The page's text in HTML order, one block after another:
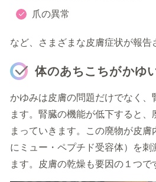
爪の異常
など、さまざまな皮膚症状が報告
体のあちこちがかゆ
かゆみは皮膚の問題だけでなく、
ます。腎臓の機能が低下すると
まっていきます。この廃物が皮膚
にミュー・ペプチド受容体）を刺
ます。皮膚の乾燥も要因の１つで